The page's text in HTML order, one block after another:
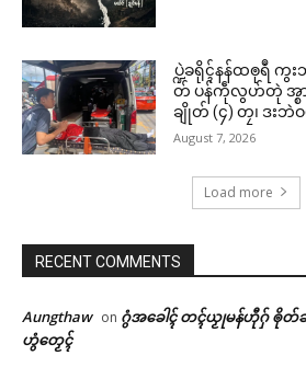
ပ္ဍဲခရိုၚ်နန်ထၜုရဳ
တ် ပန်ကဵုလွဟ်တုဲ အ္စာ
ချိုတ် (၄) တၠ၊ ဒးဘဲ
August 7, 2026
Load more
RECENT COMMENTS
Aungthaw on ဂွံအခေါၚ် တၚ်ယၟုမန်ဟီုဂှ် ၜိုတ်ဆ
ဟွံတၟေၚ်